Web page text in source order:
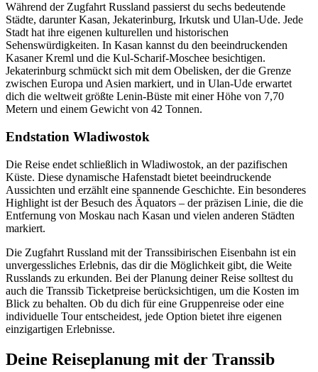
Während der Zugfahrt Russland passierst du sechs bedeutende
Städte, darunter Kasan, Jekaterinburg, Irkutsk und Ulan-Ude. Jede
Stadt hat ihre eigenen kulturellen und historischen
Sehenswürdigkeiten. In Kasan kannst du den beeindruckenden
Kasaner Kreml und die Kul-Scharif-Moschee besichtigen.
Jekaterinburg schmückt sich mit dem Obelisken, der die Grenze
zwischen Europa und Asien markiert, und in Ulan-Ude erwartet
dich die weltweit größte Lenin-Büste mit einer Höhe von 7,70
Metern und einem Gewicht von 42 Tonnen.
Endstation Wladiwostok
Die Reise endet schließlich in Wladiwostok, an der pazifischen
Küste. Diese dynamische Hafenstadt bietet beeindruckende
Aussichten und erzählt eine spannende Geschichte. Ein besonderes
Highlight ist der Besuch des Äquators – der präzisen Linie, die die
Entfernung von Moskau nach Kasan und vielen anderen Städten
markiert.
Die Zugfahrt Russland mit der Transsibirischen Eisenbahn ist ein
unvergessliches Erlebnis, das dir die Möglichkeit gibt, die Weite
Russlands zu erkunden. Bei der Planung deiner Reise solltest du
auch die Transsib Ticketpreise berücksichtigen, um die Kosten im
Blick zu behalten. Ob du dich für eine Gruppenreise oder eine
individuelle Tour entscheidest, jede Option bietet ihre eigenen
einzigartigen Erlebnisse.
Deine Reiseplanung mit der Transsib